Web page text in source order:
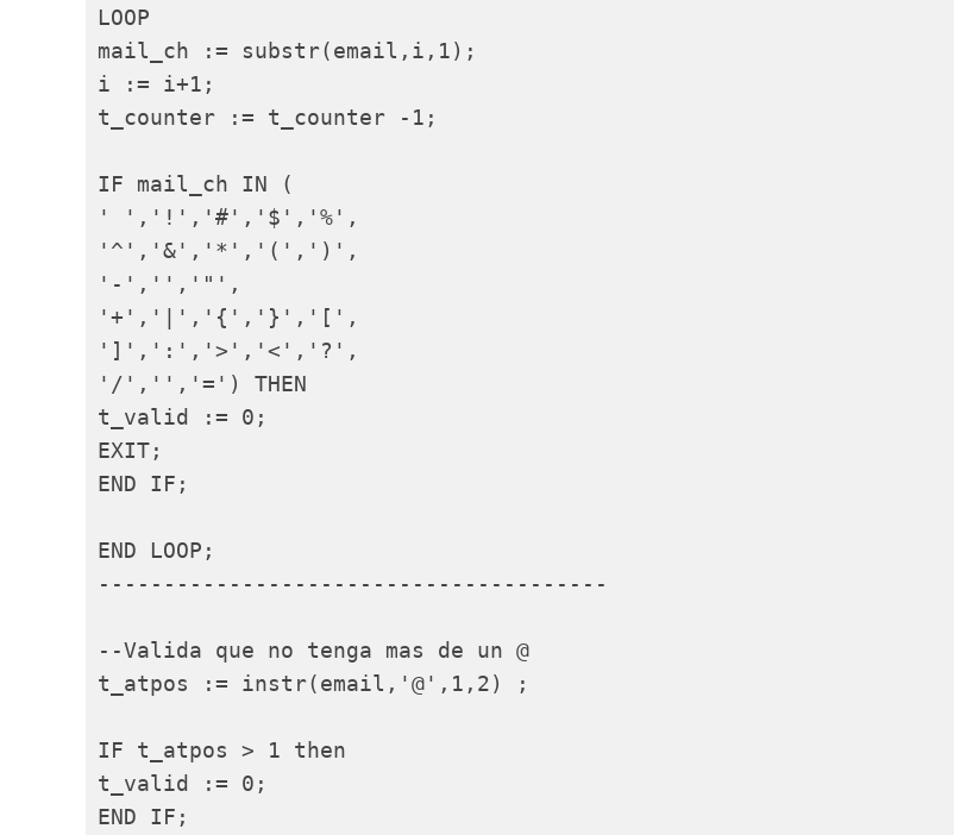
LOOP
mail_ch := substr(email,i,1);
i := i+1;
t_counter := t_counter -1;
IF mail_ch IN (
' ','!','#','$','%',
'^','&','*','(',')',
'-','','"',
'+','|','{','}','[',
']',':','>','<','?',
'/','','=') THEN
t_valid := 0;
EXIT;
END IF;
END LOOP;
---------------------------------------
--Valida que no tenga mas de un @
t_atpos := instr(email,'@',1,2) ;
IF t_atpos > 1 then
t_valid := 0;
END IF;